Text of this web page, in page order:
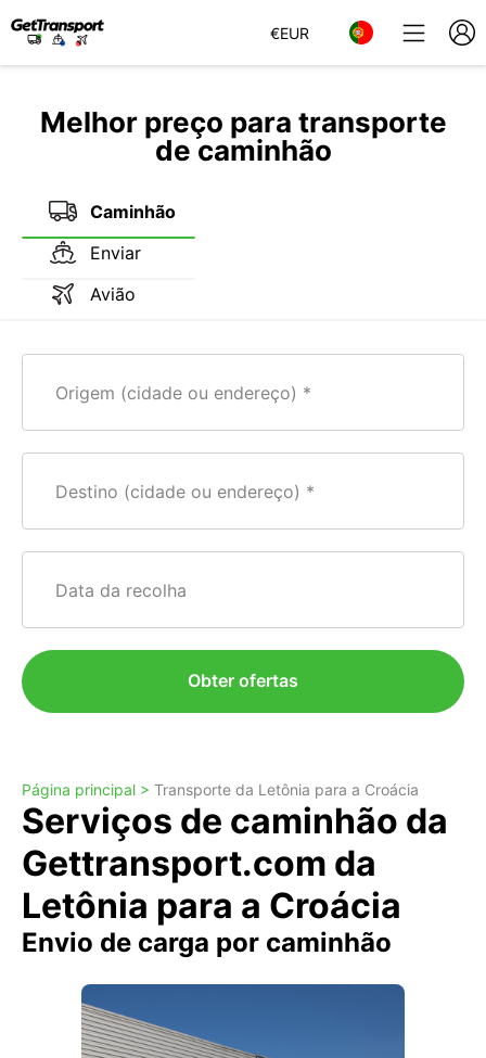
€EUR
Melhor preço para transporte
de caminhão
Caminhão
Enviar
Avião
Origem (cidade ou endereço)
Destino (cidade ou endereço)
Data da recolha
Obter ofertas
Página principal > Transporte da Letônia para a Croácia
Serviços de caminhão da
Gettransport.com da
Letônia para a Croácia
Envio de carga por caminhão